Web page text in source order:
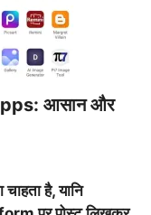
आसान और
है, यानि